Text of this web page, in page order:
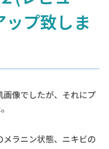
ップ致しま
像でしたが、それにプ
ラニン状態、ニキビの